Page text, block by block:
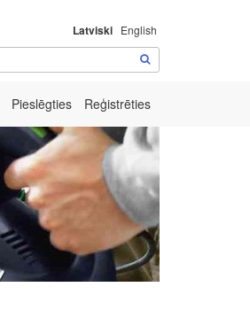
Latviski English
Pieslēgties Reģistrēties